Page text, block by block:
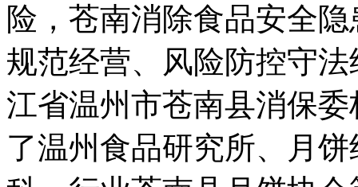
险，苍南消除食品安全
规范经营、风险防控守
江省温州市苍南县消保
了温州食品研究所、月